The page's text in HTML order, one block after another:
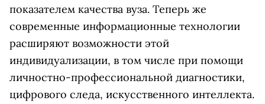
показателем качества вуза. Теперь же
современные информационные технологии
расширяют возможности этой
индивидуализации, в том числе при помощи
личностно-профессиональной диагностики,
цифрового следа, искусственного интеллекта.